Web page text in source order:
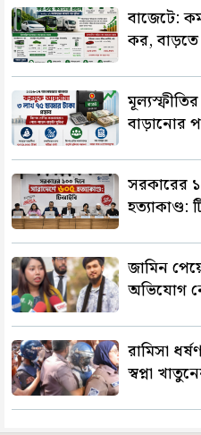
বাজেটে:
কর, বাড়তে
বাড়ানোর
সরকারের
হত্যাকাণ্ড:
জামিন
অভিযোগ
রামিসা
স্বপ্না